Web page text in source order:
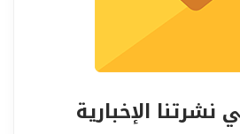
الإخبارية